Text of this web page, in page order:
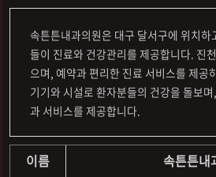
속튼튼내과의원은 대구 달서구에 위치하
들이 진료와 건강관리를 제공합니다. 진
으며, 예약과 편리한 진료 서비스를 제공
기기와 시설로 환자분들의 건강을 돌보
과 서비스를 제공합니다.
이름
속튼튼내